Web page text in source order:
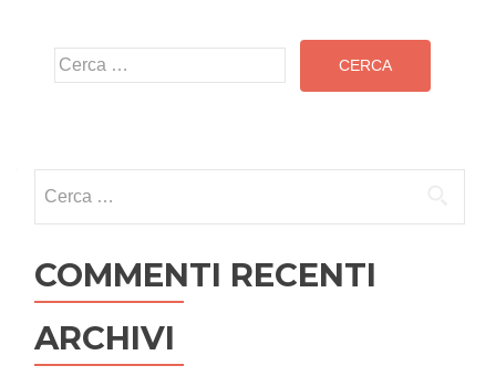
Ricerca
per:
per:
COMMENTI RECENTI
ARCHIVI